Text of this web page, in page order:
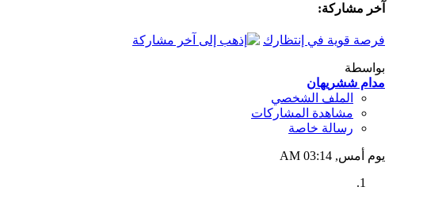
آخر مشاركة:
فرصة قوية في إنتظارك
بواسطة
مدام ششريهان
الملف الشخصي
مشاهدة المشاركات
رسالة خاصة
يوم أمس, 03:14 AM